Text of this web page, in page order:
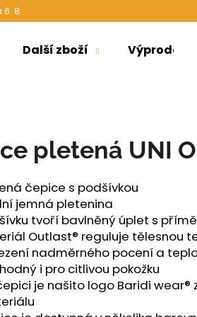
6. 8.
Další zboží Výprodej
pletená UNI
čepice s podšívkou
jemná pletenina
tvoří bavlněný úplet s
Outlast® reguluje tělesnou
nadměrného pocení a
i pro citlivou pokožku
je našito logo Baridi wear®
ŠORTKY HIGH LONG DÁMSKÉ TENKÉ